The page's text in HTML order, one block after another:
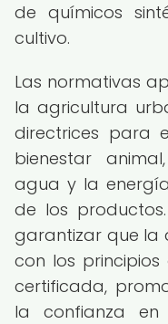
de químicos
cultivo.
Las normativas
la agricultura
directrices para
bienestar
agua y la
de los
garantizar que la
con los
certificada,
la confianza en